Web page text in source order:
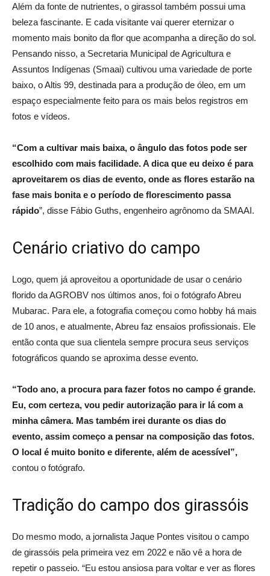
Além da fonte de nutrientes, o girassol também possui uma
beleza fascinante. E cada visitante vai querer eternizar o
momento mais bonito da flor que acompanha a direção do sol.
Pensando nisso, a Secretaria Municipal de Agricultura e
Assuntos Indígenas (Smaai) cultivou uma variedade de porte
baixo, o Altis 99, destinada para a produção de óleo, em um
espaço especialmente feito para os mais belos registros em
fotos e vídeos.
“Com a cultivar mais baixa, o ângulo das fotos pode ser
escolhido com mais facilidade. A dica que eu deixo é para
aproveitarem os dias de evento, onde as flores estarão na
fase mais bonita e o período de florescimento passa
rápido”, disse Fábio Guths, engenheiro agrônomo da SMAAI.
Cenário criativo do campo
Logo, quem já aproveitou a oportunidade de usar o cenário
florido da AGROBV nos últimos anos, foi o fotógrafo Abreu
Mubarac. Para ele, a fotografia começou como hobby há mais
de 10 anos, e atualmente, Abreu faz ensaios profissionais. Ele
então conta que sua clientela sempre procura seus serviços
fotográficos quando se aproxima desse evento.
“Todo ano, a procura para fazer fotos no campo é grande.
Eu, com certeza, vou pedir autorização para ir lá com a
minha câmera. Mas também irei durante os dias do
evento, assim começo a pensar na composição das fotos.
O local é muito bonito e diferente, além de acessível”,
contou o fotógrafo.
Tradição do campo dos girassóis
Do mesmo modo, a jornalista Jaque Pontes visitou o campo
de girassóis pela primeira vez em 2022 e não vê a hora de
repetir o passeio. “Eu estou ansiosa para voltar e ver as flores